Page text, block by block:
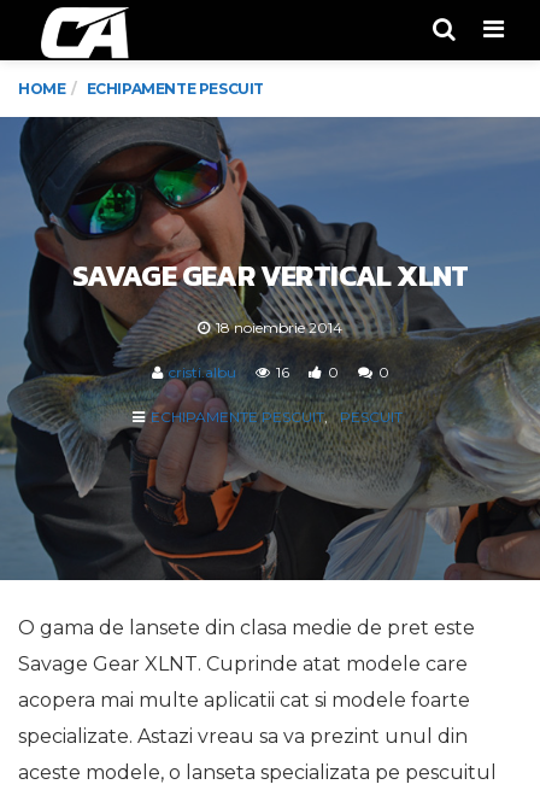
HOME ECHIPAMENTE PESCUIT
SAVAGE GEAR VERTICAL XLNT
18 noiembrie 2014
cristi.albu 16 0 0
ECHIPAMENTE PESCUIT PESCUIT
O gama de lansete din clasa medie de pret este
Savage Gear XLNT. Cuprinde atat modele care
acopera mai multe aplicatii cat si modele foarte
specializate. Astazi vreau sa va prezint unul din
aceste modele, o lanseta specializata pe pescuitul